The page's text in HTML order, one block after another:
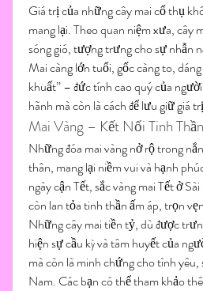
Giá trị của những cây mai cổ thụ
mang lại. Theo quan niệm xưa, cây
sóng gió, tượng trưng cho sự nhẫn
Mai càng lớn tuổi, gốc càng to,
khuất” – đức tính cao quý của
hãnh mà còn là cách để lưu giữ giá
Mai Vàng – Kết Nối Tinh
Những đóa mai vàng nở rộ trong
thân, mang lại niềm vui và hạnh
ngày cận Tết, sắc vàng mai Tết ở
còn lan tỏa tinh thần ấm áp, trọn
Những cây mai tiền tỷ, dù được
hiện sự cầu kỳ và tâm huyết của
mà còn là minh chứng cho tình
Nam. Các bạn có thể tham khảo